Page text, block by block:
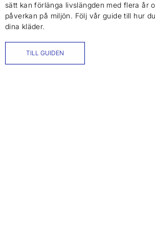
sätt kan förlänga livslängden med flera år
påverkan på miljön. Följ vår guide till hur
dina kläder.
TILL GUIDEN